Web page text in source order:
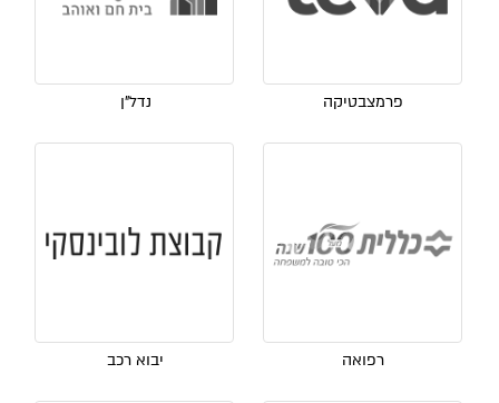
פרמצבטיקה נדל"ן
רפואה יבוא רכב